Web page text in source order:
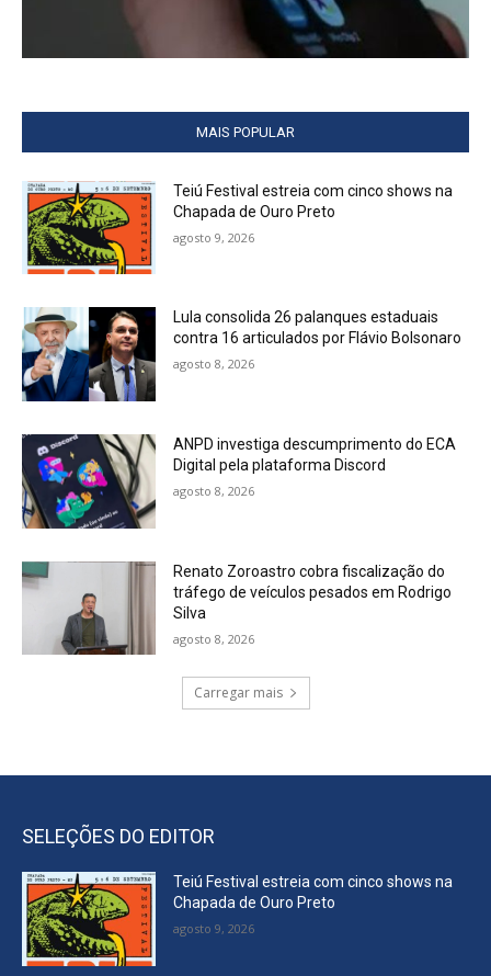
MAIS POPULAR
Teiú Festival estreia com cinco shows na
Chapada de Ouro Preto
agosto 9, 2026
Lula consolida 26 palanques estaduais
contra 16 articulados por Flávio Bolsonaro
agosto 8, 2026
ANPD investiga descumprimento do ECA
Digital pela plataforma Discord
agosto 8, 2026
Renato Zoroastro cobra fiscalização do
tráfego de veículos pesados em Rodrigo
Silva
agosto 8, 2026
Carregar mais
SELEÇÕES DO EDITOR
Teiú Festival estreia com cinco shows na
Chapada de Ouro Preto
agosto 9, 2026